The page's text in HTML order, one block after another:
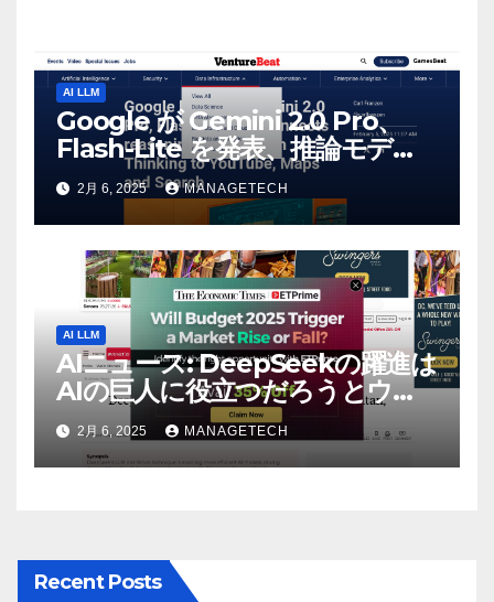
AI LLM
Google が Gemini 2.0 Pro、
Flash-Lite を発表、推論モデル
Flash Thinking を YouTube、
マップ、検索に接続 |
VentureBeat
2月 6, 2025 MANAGETECH
AI LLM
AIニュース: DeepSeekの躍進は
AIの巨人に役立つだろうとウォ
ール街のアナリストが語る –
The Economic Times
2月 6, 2025 MANAGETECH
Recent Posts